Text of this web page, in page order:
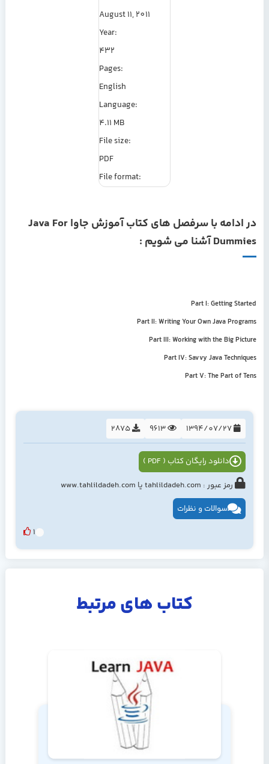
August 11, 2011
Year:
432
Pages:
English
Language:
4.11 MB
File size:
PDF
File format:
در ادامه با سرفصل های کتاب آموزش جاوا Java For
Dummies آشنا می شویم :
Part I: Getting Started
Part II: Writing Your Own Java Programs
Part III: Working with the Big Picture
Part IV: Savvy Java Techniques
Part V: The Part of Tens
1394/07/27
9613
2875
دانلود رایگان کتاب ( PDF )
رمز عبور : tahlildadeh.com یا www.tahlildadeh.com
سوالات و نظرات
1
کتاب های مرتبط